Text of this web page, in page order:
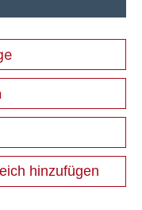
hinzufügen